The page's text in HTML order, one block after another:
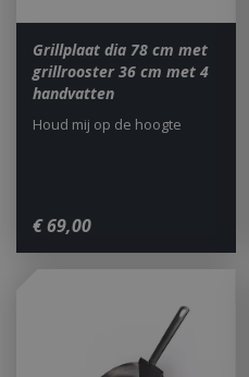
Grillplaat dia 78 cm met
grillrooster 36 cm met 4
handvatten
€69,00
Houd mij op de hoogte